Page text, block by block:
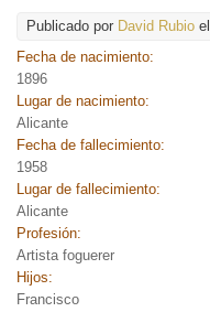
Publicado por David Rubio
Fecha de nacimiento:
1896
Lugar de nacimiento:
Alicante
Fecha de fallecimiento:
1958
Lugar de fallecimiento:
Alicante
Profesión:
Artista foguerer
Hijos:
Francisco